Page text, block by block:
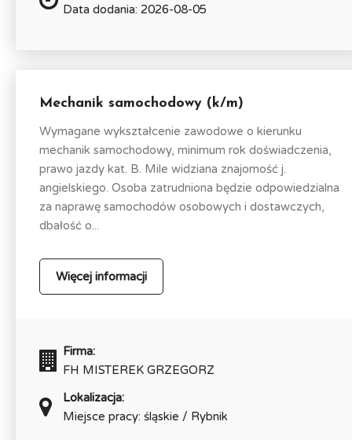
Data dodania: 2026-08-05
Mechanik samochodowy (k/m)
Wymagane wykształcenie zawodowe o kierunku
mechanik samochodowy, minimum rok doświadczenia,
prawo jazdy kat. B. Mile widziana znajomość j.
angielskiego. Osoba zatrudniona będzie odpowiedzialna
za naprawę samochodów osobowych i dostawczych,
dbałość o...
Więcej informacji
Firma:
FH MISTEREK GRZEGORZ
Lokalizacja:
Miejsce pracy: śląskie / Rybnik